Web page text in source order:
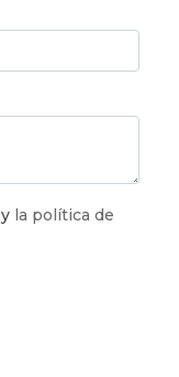
y la política de